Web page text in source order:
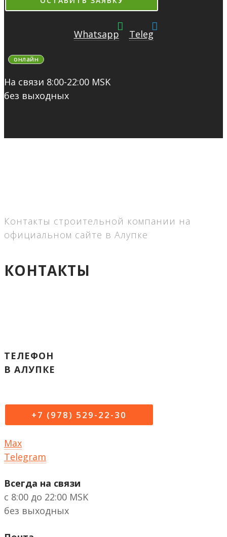
Whatsapp Teleg
онлайн
На связи 8:00-22:00 MSK
без выходных
Контакты строительной компании на
официальном сайте в Алупке
КОНТАКТЫ
ТЕЛЕФОН
В АЛУПКЕ
+7 (978) 529-22-30
Max
Telegram
Всегда на связи
с 8:00 до 22:00 MSK
без выходных